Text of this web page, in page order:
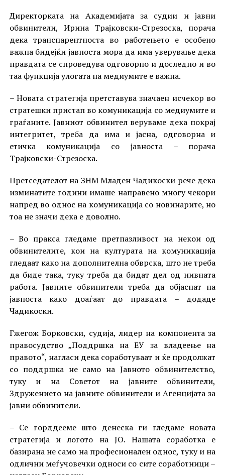
Директорката на Академијата за судии и јавни
обвинители, Ирина Трајковски-Стрезоска, порача
дека транспарентноста во работењето е особено
важна бидејќи јавноста мора да има уверување дека
правдата се спроведува одговорно и доследно и во
таа функција улогата на медиумите е важна.
– Новата стратегија претставува значаен исчекор во
стратешки пристап во комуникација со медиумите и
граѓаните. Јавниот обвинител веруваме дека покрај
интегритет, треба да има и јасна, одговорна и
етичка комуникација со јавноста – порача
Трајковски-Стрезоска.
Претседателот на ЗНМ Младен Чадикоски рече дека
изминатите години имаше направено многу чекори
напред во однос на комуникација со новинарите, но
тоа не значи дека е доволно.
– Во пракса гледаме претпазливост на некои од
обвинителите, кои на културата на комуникација
гледаат како на дополнителна обврска, што не треба
да биде така, туку треба да бидат дел од нивната
работа. Јавните обвинители треба да објаснат на
јавноста како доаѓаат до правдата – додаде
Чадикоски.
Гжегож Борковски, судија, лидер на компонента за
правосудство „Поддршка на ЕУ за владеење на
правото“, нагласи дека соработуваат и ќе продолжат
со поддршка не само на Јавното обвинителство,
туку и на Советот на јавните обвинители,
Здружението на јавните обвинители и Агенцијата за
јавни обвинители.
– Се горддееме што денеска ги гледаме новата
стратегија и логото на ЈО. Нашата соработка е
базирана не само на професионален однос, туку и на
одлични меѓучовечки односи со сите соработници –